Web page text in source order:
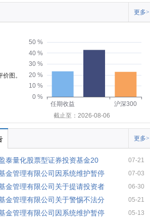
更多>
图。
0 %
10 %
20 %
30 %
40 %
50 %
任期收益
沪深300
截止至：2026-08-06
更多>
泰量化股票型证券投资基金20 07-21
金管理有限公司因系统维护暂停 07-03
金管理有限公司关于提请投资者 06-30
金管理有限公司关于警惕不法分 05-21
金管理有限公司因系统维护暂停
05-13